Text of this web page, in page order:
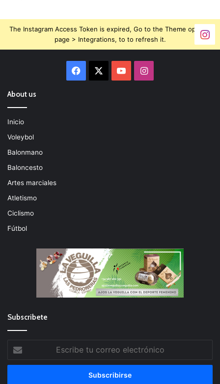
The Instagram Access Token is expired, Go to the Theme options
page > Integrations, to to refresh it.
Facebook YouTubeInstagram
About us
Inicio
Voleybol
Balonmano
Baloncesto
Artes marciales
Atletismo
Ciclismo
Fútbol
Subscribete
Escribe
tu
correo